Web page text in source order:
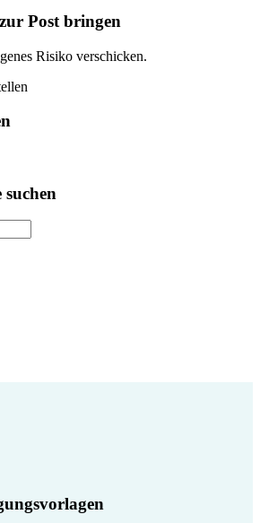
Post bringen
Risiko verschicken.
suchen